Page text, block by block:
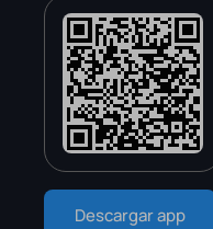
Descargar app